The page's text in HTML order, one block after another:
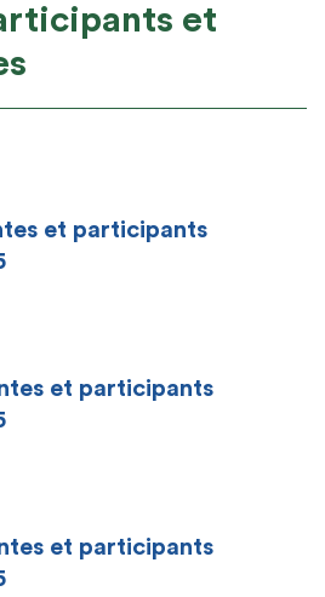
et
et participants
et participants
et participants